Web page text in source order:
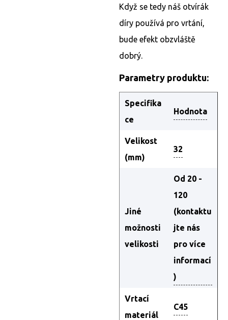
Když se tedy náš otvírák
díry používá pro vrtání,
bude efekt obzvláště
dobrý.
Parametry produktu:
Specifika
ce
Hodnota
Velikost
(mm)
32
Jiné
možnosti
velikosti
Od 20 -
120
(kontaktu
jte nás
pro více
informací
)
Vrtací
materiál
C45